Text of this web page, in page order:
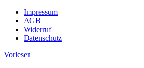
Impressum
AGB
Widerruf
Datenschutz
Vorlesen